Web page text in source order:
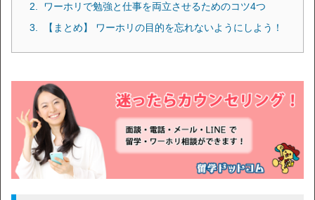
ワーホリで勉強と仕事を両立させるためのコツ4つ
【まとめ】 ワーホリの目的を忘れないようにしよう！